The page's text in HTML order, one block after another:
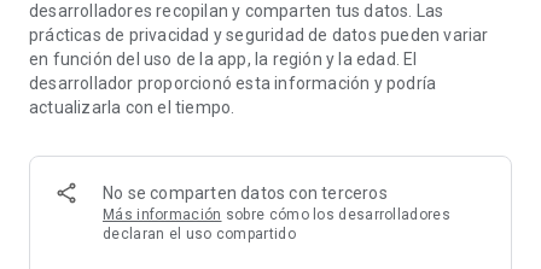
🌼 Catálogo de especies brasileñas, con cuándo, cómo y
dónde plantar.
🪴 Mis plantas: crea tu jardín y lleva un registro de cada
🌦️ Pronóstico del tiempo de 7 días con consejos de cuidado y
horas de sol.
desarrolladores recopilan y comparten tus datos. Las
prácticas de privacidad y seguridad de datos pueden variar
en función del uso de la app, la región y la edad. El
desarrollador proporcionó esta información y podría
actualizarla con el tiempo.
No se comparten datos con terceros
Más información sobre cómo los desarrolladores
declaran el uso compartido